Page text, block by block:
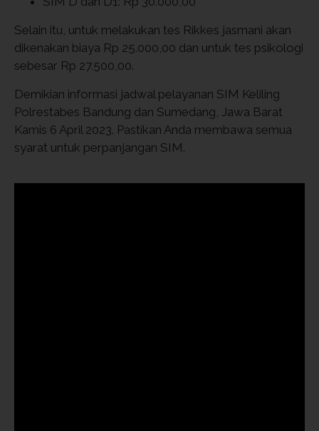
Selain itu, untuk melakukan tes Rikkes jasmani akan
dikenakan biaya Rp 25.000,00 dan untuk tes psikologi
sebesar Rp 27.500,00.
Demikian informasi jadwal pelayanan SIM Keliling
Polrestabes Bandung dan Sumedang, Jawa Barat
Kamis 6 April 2023. Pastikan Anda membawa semua
syarat untuk perpanjangan SIM.